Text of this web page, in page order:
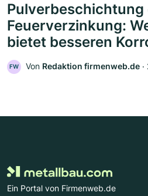
Pulverbeschichtung
Feuerverzinkung:
bietet besseren
FW Von Redaktion firmenweb.de ‧
Ein Portal von Firmenweb.de